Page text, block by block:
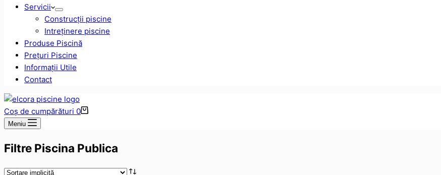
Servicii
Construcții piscine
Intreținere piscine
Produse Piscină
Prețuri Piscine
Informații Utile
Contact
Coș de cumpărături 0
Meniu
Filtre Piscina Publica